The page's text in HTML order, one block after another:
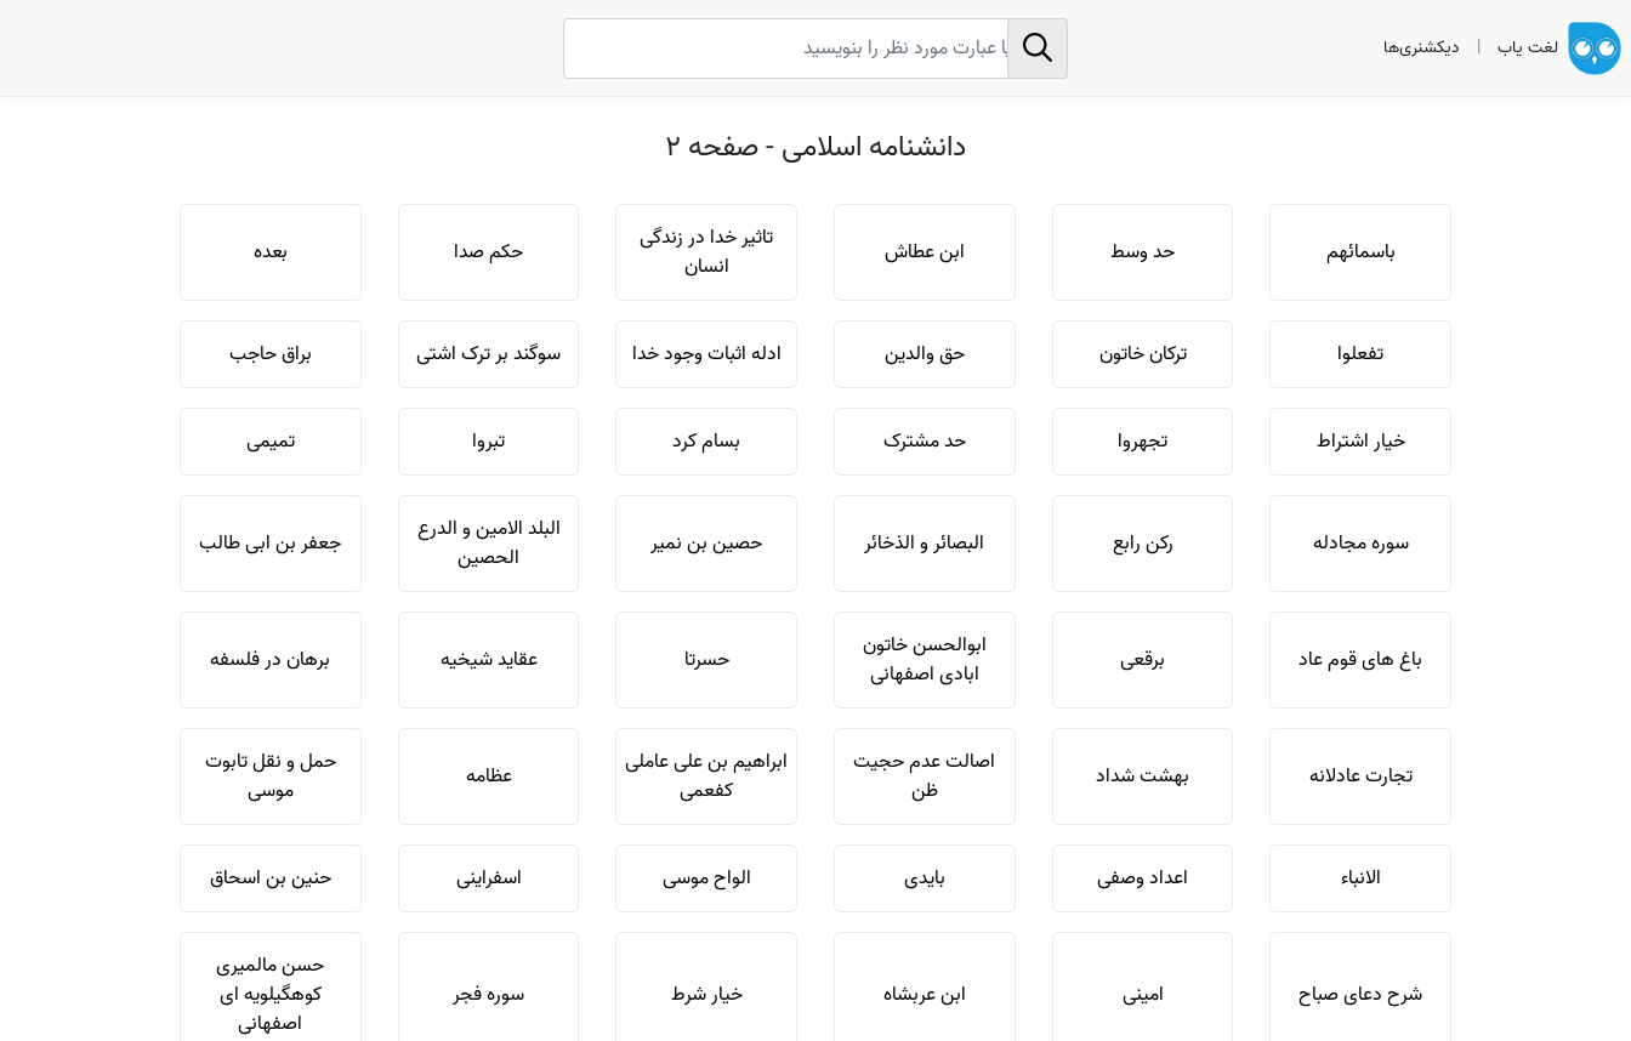
لغت یاب | دیکشنری‌ها
دانشنامه اسلامی - صفحه 2
باسمائهم حد وسط ابن عطاش
تاثیر خدا در زندگی
انسان
حکم صدا بعده
تفعلوا ترکان خاتون حق والدین ادله اثبات وجود خدا سوگند بر ترک اشتی براق حاجب
خیار اشتراط تجهروا حد مشترک بسام کرد تبروا تمیمی
سوره مجادله رکن رابع البصائر و الذخائر حصین بن نمیر
البلد الامین و الدرع
الحصین
جعفر بن ابی طالب
باغ های قوم عاد برقعی
ابوالحسن خاتون
ابادی اصفهانی
حسرتا عقاید شیخیه برهان در فلسفه
تجارت عادلانه بهشت شداد
اصالت عدم حجیت
ظن
ابراهیم بن علی عاملی
کفعمی
عظامه
حمل و نقل تابوت
موسی
الانباء اعداد وصفی بایدی الواح موسی اسفراینی حنین بن اسحاق
شرح دعای صباح امینی ابن عربشاه خیار شرط سوره فجر
حسن مالمیری
کوهگیلویه ای
اصفهانی